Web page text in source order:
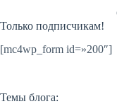
Только подписчикам!
[mc4wp_form id=»200″]
Темы блога: